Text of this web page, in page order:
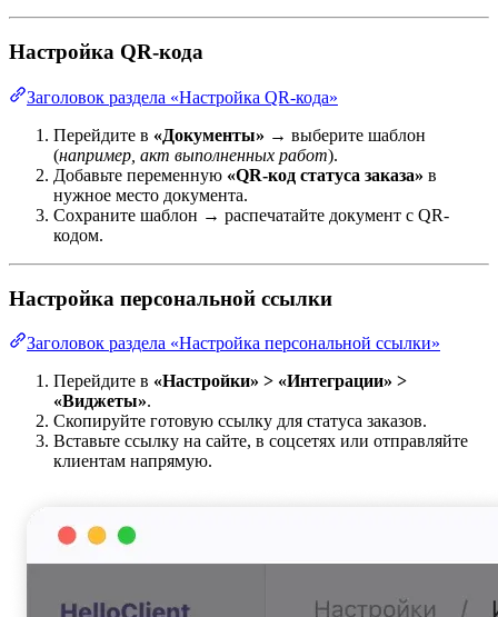
Настройка QR-кода
Заголовок раздела «Настройка QR-кода»
Перейдите в «Документы» → выберите шаблон
(например, акт выполненных работ).
Добавьте переменную «QR-код статуса заказа» в
нужное место документа.
Сохраните шаблон → распечатайте документ с QR-
кодом.
Настройка персональной ссылки
Заголовок раздела «Настройка персональной ссылки»
Перейдите в «Настройки» > «Интеграции» >
«Виджеты».
Скопируйте готовую ссылку для статуса заказов.
Вставьте ссылку на сайте, в соцсетях или отправляйте
клиентам напрямую.